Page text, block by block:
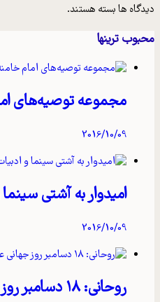
دیدگاه ها بسته هستند.
محبوب ترینها
مجموعه توصیه‌های
2016/10/09
امیدوار به آشتی
2016/10/09
روحانی: ۱۸ دسامبر روز جهانی علیه خشونت نام‌گذاری شود